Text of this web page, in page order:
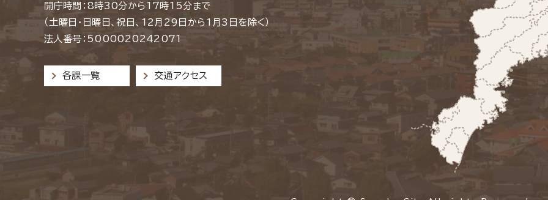
開庁時間：8時30分から17時15分まで
（土曜日・日曜日、祝日、12月29日から1月3日を除く）
法人番号：5000020242071
各課一覧 交通アクセス